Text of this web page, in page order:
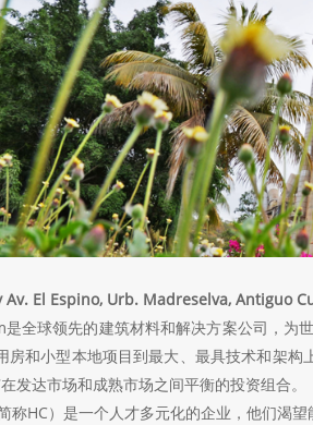
Av. El Espino, Urb. Madreselva, Antiguo
全球领先的建筑材料和解决方案公司，为
房和小型本地项目到最大、最具技术和架构
发达市场和成熟市场之间平衡的投资组合。
称HC）是一个人才多元化的企业，他们渴